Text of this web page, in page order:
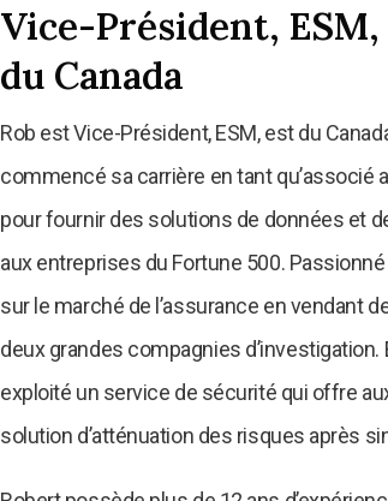
Vice-Président,
du Canada
Rob est Vice-Président, ESM, est du
commencé sa carrière en tant qu’associé
pour fournir des solutions de données et
aux entreprises du Fortune 500.
sur le marché de l’assurance en vendant
deux grandes compagnies d’investigation.
exploité un service de sécurité qui offre
solution d’atténuation des risques après